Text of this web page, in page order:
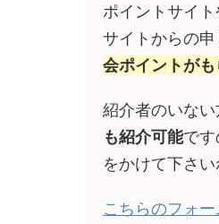
ポイントサイ
サイトからの申
会ポイントがも
紹介者のいない
も紹介可能で
をかけて下さい
こちらのフォー